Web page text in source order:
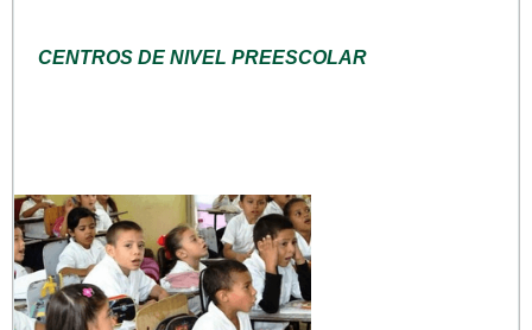
CENTROS DE NIVEL PREESCOLAR